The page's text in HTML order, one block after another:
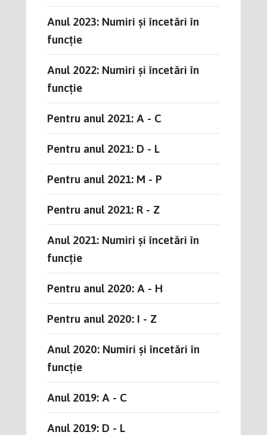
Anul 2023: Numiri și încetări în
funcție
Anul 2022: Numiri și încetări în
funcție
Pentru anul 2021: A - C
Pentru anul 2021: D - L
Pentru anul 2021: M - P
Pentru anul 2021: R - Z
Anul 2021: Numiri și încetări în
funcție
Pentru anul 2020: A - H
Pentru anul 2020: I - Z
Anul 2020: Numiri și încetări în
funcție
Anul 2019: A - C
Anul 2019: D - L